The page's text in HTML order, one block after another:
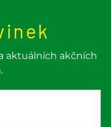
aktuálních akčních